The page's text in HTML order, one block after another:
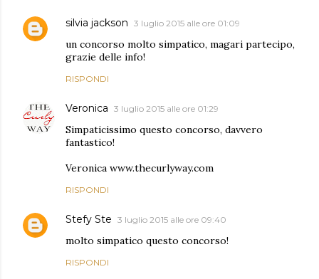
silvia jackson 3 luglio 2015 alle ore 01:09
un concorso molto simpatico, magari partecipo,
grazie delle info!
RISPONDI
Veronica 3 luglio 2015 alle ore 01:29
Simpaticissimo questo concorso, davvero
fantastico!
Veronica www.thecurlyway.com
RISPONDI
Stefy Ste 3 luglio 2015 alle ore 09:40
molto simpatico questo concorso!
RISPONDI